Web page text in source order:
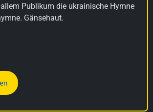
Publikum die ukrainische Hymne
Gänsehaut.